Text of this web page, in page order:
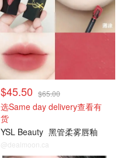
$45.50 $65.00
选Same day delivery查看有
货
YSL Beauty 黑管柔雾唇釉
@dealmoon.ca